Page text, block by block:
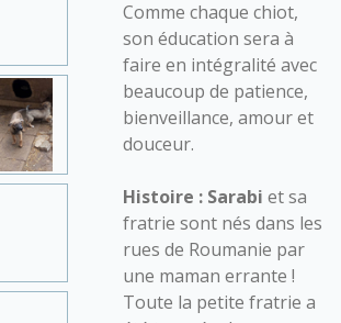
Comme chaque chiot,
son éducation sera à
faire en intégralité avec
beaucoup de patience,
bienveillance, amour et
douceur.
Histoire : Sarabi et sa
fratrie sont nés dans les
rues de Roumanie par
une maman errante !
Toute la petite fratrie a